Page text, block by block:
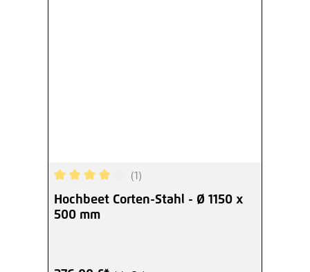
Durchschnittliche Bewertung von 4 von 5
(1)
Hochbeet Corten-Stahl - Ø 1150 x
500 mm